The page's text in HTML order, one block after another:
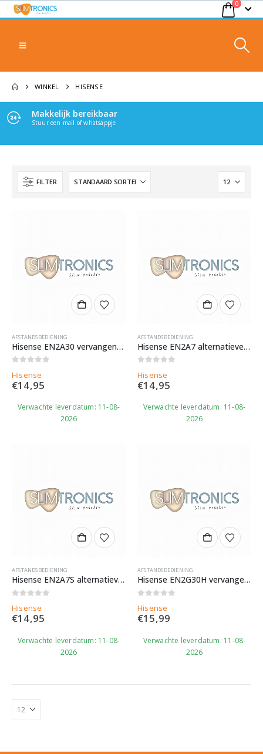
0
WINKEL HISENSE
Makkelijk bereikbaar
Stuur een mail of whatsappje
FILTER
AFSTANDSBEDIENING
Hisense EN2A30 vervangende afstandsbediening
Hisense
€14,95
Verwachte leverdatum: 11-08-
2026
AFSTANDSBEDIENING
Hisense EN2A7 alternatieve afstandsbediening
Hisense
€14,95
Verwachte leverdatum: 11-08-
2026
AFSTANDSBEDIENING
Hisense EN2A7S alternatieve afstandsbediening
Hisense
€14,95
Verwachte leverdatum: 11-08-
2026
AFSTANDSBEDIENING
Hisense EN2G30H vervangende afstandsbediening
Hisense
€15,99
Verwachte leverdatum: 11-08-
2026